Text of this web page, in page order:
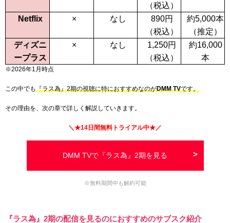
（税込）
Netflix × なし 890円
（税込）
約5,000本
（推定）
ディズニ
ープラス
× なし 1,250円
（税込）
約16,000
本
※2026年1月時点
この中でも 『ラス為』2期の視聴に特におすすめなのがDMM TVです。
その理由を、次の章で詳しく解説していきます。
＼★14日間無料トライアル中★／
DMM TVで『ラス為』2期を見る
※無料期間中も解約可能
『ラス為』2期の配信を見るのにおすすめのサブスク紹介